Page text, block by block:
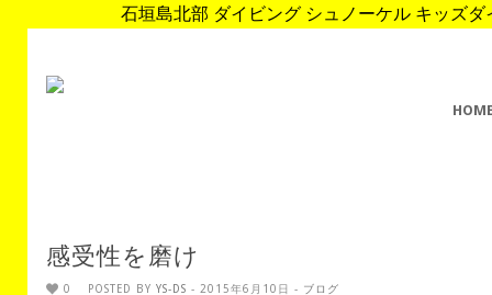
石垣島北部 ダイビング シュノーケル キッズ
感受性を磨け
0 POSTED BY YS-DS - 2015年6月10日 - ブログ